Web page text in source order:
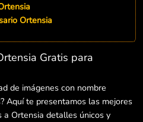
Ortensia
Gratis para
de imágenes con nombre
Aquí te presentamos las mejores
a Ortensia detalles únicos y